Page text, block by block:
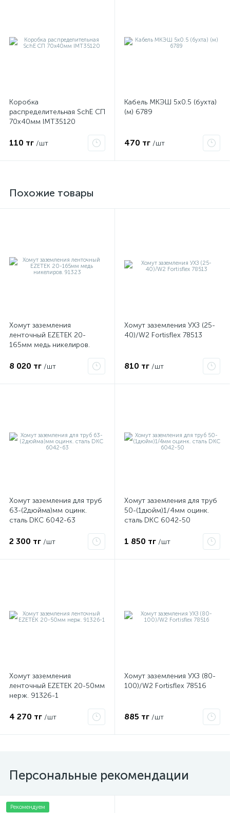
Коробка
распределительная SchE СП
70х40мм IMT35120
110 тг /шт
Кабель МКЭШ 5х0.5 (бухта)
(м) 6789
470 тг /шт
Похожие товары
Хомут заземления
ленточный EZETEK 20-
165мм медь никелиров.
8 020 тг /шт
Хомут заземления УХЗ (25-
40)/W2 Fortisflex 78513
810 тг /шт
Хомут заземления для труб
63-(2дюйма)мм оцинк.
сталь DKC 6042-63
2 300 тг /шт
Хомут заземления для труб
50-(1дюйм)1/4мм оцинк.
сталь DKC 6042-50
1 850 тг /шт
Хомут заземления
ленточный EZETEK 20-50мм
нерж. 91326-1
4 270 тг /шт
Хомут заземления УХЗ (80-
100)/W2 Fortisflex 78516
885 тг /шт
Персональные рекомендации
Рекомендуем